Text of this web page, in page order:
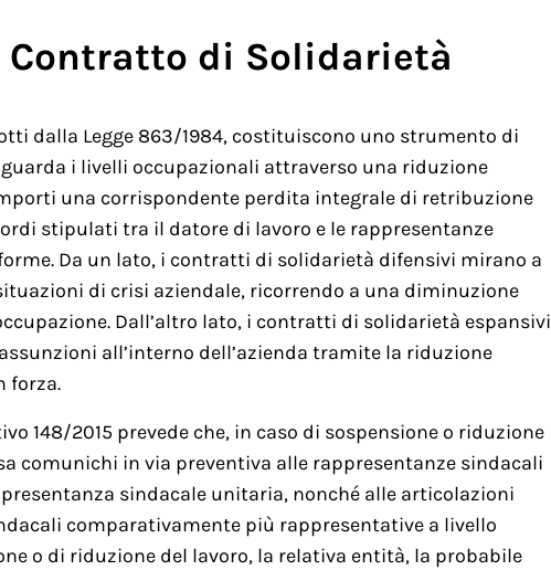
di Solidarietà
dalla Legge 863/1984, costituiscono uno strumento di
i livelli occupazionali attraverso una riduzione
una corrispondente perdita integrale di retribuzione
stipulati tra il datore di lavoro e le rappresentanze
Da un lato, i contratti di solidarietà difensivi mirano a
di crisi aziendale, ricorrendo a una diminuzione
Dall’altro lato, i contratti di solidarietà espansivi
all’interno dell’azienda tramite la riduzione
forza.
148/2015 prevede che, in caso di sospensione o riduzione
comunichi in via preventiva alle rappresentanze sindacali
sindacale unitaria, nonché alle articolazioni
comparativamente più rappresentative a livello
o di riduzione del lavoro, la relativa entità, la probabile